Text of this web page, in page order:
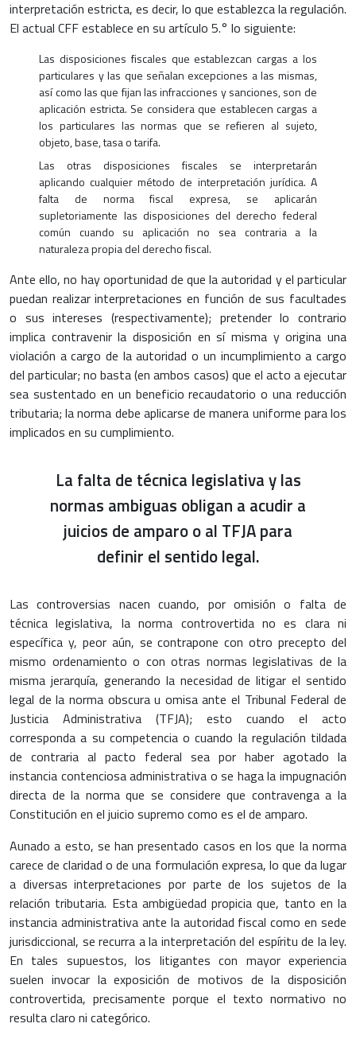
interpretación estricta, es decir, lo que establezca la regulación.
El actual CFF establece en su artículo 5.° lo siguiente:
Las disposiciones fiscales que establezcan cargas a los
particulares y las que señalan excepciones a las mismas,
así como las que fijan las infracciones y sanciones, son de
aplicación estricta. Se considera que establecen cargas a
los particulares las normas que se refieren al sujeto,
objeto, base, tasa o tarifa.
Las otras disposiciones fiscales se interpretarán
aplicando cualquier método de interpretación jurídica. A
falta de norma fiscal expresa, se aplicarán
supletoriamente las disposiciones del derecho federal
común cuando su aplicación no sea contraria a la
naturaleza propia del derecho fiscal.
Ante ello, no hay oportunidad de que la autoridad y el particular
puedan realizar interpretaciones en función de sus facultades
o sus intereses (respectivamente); pretender lo contrario
implica contravenir la disposición en sí misma y origina una
violación a cargo de la autoridad o un incumplimiento a cargo
del particular; no basta (en ambos casos) que el acto a ejecutar
sea sustentado en un beneficio recaudatorio o una reducción
tributaria; la norma debe aplicarse de manera uniforme para los
implicados en su cumplimiento.
La falta de técnica legislativa y las
normas ambiguas obligan a acudir a
juicios de amparo o al TFJA para
definir el sentido legal.
Las controversias nacen cuando, por omisión o falta de
técnica legislativa, la norma controvertida no es clara ni
específica y, peor aún, se contrapone con otro precepto del
mismo ordenamiento o con otras normas legislativas de la
misma jerarquía, generando la necesidad de litigar el sentido
legal de la norma obscura u omisa ante el Tribunal Federal de
Justicia Administrativa (TFJA); esto cuando el acto
corresponda a su competencia o cuando la regulación tildada
de contraria al pacto federal sea por haber agotado la
instancia contenciosa administrativa o se haga la impugnación
directa de la norma que se considere que contravenga a la
Constitución en el juicio supremo como es el de amparo.
Aunado a esto, se han presentado casos en los que la norma
carece de claridad o de una formulación expresa, lo que da lugar
a diversas interpretaciones por parte de los sujetos de la
relación tributaria. Esta ambigüedad propicia que, tanto en la
instancia administrativa ante la autoridad fiscal como en sede
jurisdiccional, se recurra a la interpretación del espíritu de la ley.
En tales supuestos, los litigantes con mayor experiencia
suelen invocar la exposición de motivos de la disposición
controvertida, precisamente porque el texto normativo no
resulta claro ni categórico.